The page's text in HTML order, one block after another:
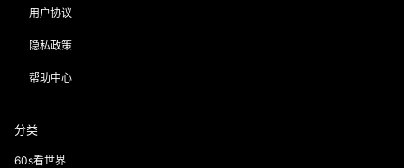
用户协议
隐私政策
帮助中心
分类
60s看世界